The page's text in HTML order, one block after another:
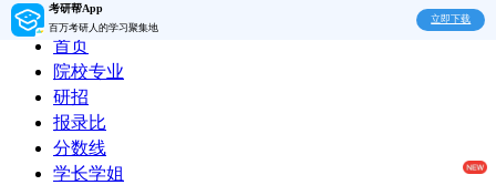
考研帮App
百万考研人的学习聚集地
立即下载
首页
院校专业
研招
报录比
分数线
学长学姐